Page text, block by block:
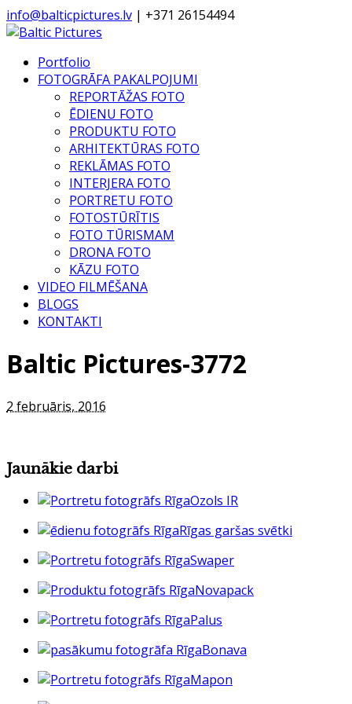
info@balticpictures.lv | +371 26154494
Portfolio
FOTOGRĀFA PAKALPOJUMI
REPORTĀŽAS FOTO
ĒDIENU FOTO
PRODUKTU FOTO
ARHITEKTŪRAS FOTO
REKLĀMAS FOTO
INTERJERA FOTO
PORTRETU FOTO
FOTOSTŪRĪTIS
FOTO TŪRISMAM
DRONA FOTO
KĀZU FOTO
VIDEO FILMĒŠANA
BLOGS
KONTAKTI
Baltic Pictures-3772
2 februāris, 2016
Jaunākie darbi
Ozols IR
Rīgas garšas svētki
Swaper
Novapack
Palus
Bonava
Mapon